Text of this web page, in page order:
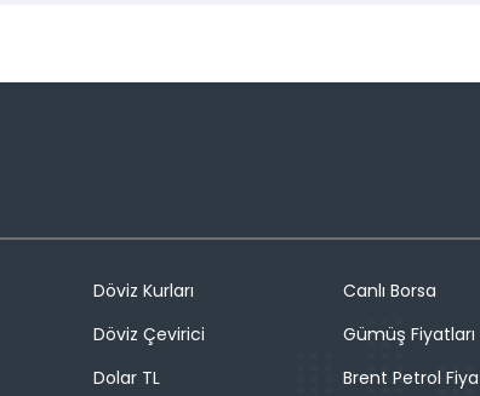
Döviz Kurları
Döviz Çevirici
Dolar TL
Canlı Borsa
Gümüş Fiyatları
Brent Petrol